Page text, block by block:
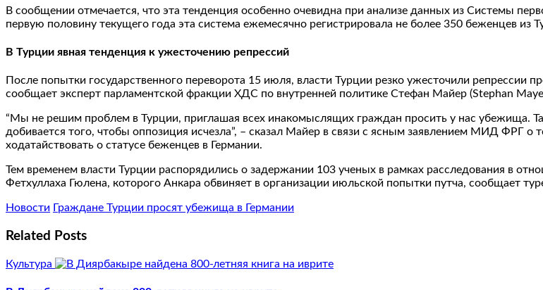
В сообщении отмечается, что эта тенденция особенно очевидна при анализе данных из Системы
первую половину текущего года эта система ежемесячно регистрировала не более 350 беженцев из
В Турции явная тенденция к ужесточению репрессий
После попытки государственного переворота 15 июля, власти Турции резко ужесточили
сообщает эксперт парламентской фракции ХДС по внутренней политике Стефан Майер (Stephan
“Мы не решим проблем в Турции, приглашая всех инакомыслящих граждан просить у нас убежища.
добивается того, чтобы оппозиция исчезла”, – сказал Майер в связи с ясным заявлением МИД ФРГ о
ходатайствовать о статусе беженцев в Германии.
Тем временем власти Турции распорядились о задержании 103 ученых в рамках расследования в
Фетхуллаха Гюлена, которого Анкара обвиняет в организации июльской попытки путча, сообщает
Новости Граждане Турции просят убежища в Германии
Related Posts
Культура